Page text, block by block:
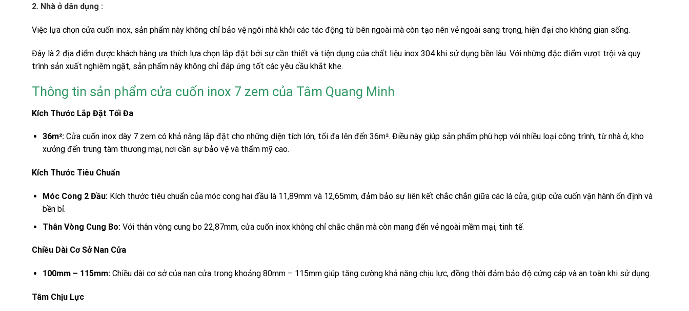
2. Nhà ở dân dụng :
Việc lựa chọn cửa cuốn inox, sản phẩm này không chỉ bảo vệ ngôi nhà khỏi các tác động từ bên ngoài mà còn tạo nên vẻ ngoài sang trọng, hiện đại cho không gian sống.
Đây là 2 địa điểm được khách hàng ưa thích lựa chọn lắp đặt bởi sự cần thiết và tiện dụng của chất liệu inox 304 khi sử dụng bền lâu. Với những đặc điểm vượt trội và quy
trình sản xuất nghiêm ngặt, sản phẩm này không chỉ đáp ứng tốt các yêu cầu khắt khe.
Thông tin sản phẩm cửa cuốn inox 7 zem của Tâm Quang Minh
Kích Thước Lắp Đặt Tối Đa
36m²:Cửa cuốn inox dày 7 zem có khả năng lắp đặt cho những diện tích lớn, tối đa lên đến 36m². Điều này giúp sản phẩm phù hợp với nhiều loại công trình, từ nhà ở, kho
xưởng đến trung tâm thương mại, nơi cần sự bảo vệ và thẩm mỹ cao.
Kích Thước Tiêu Chuẩn
Móc Cong 2 Đầu:Kích thước tiêu chuẩn của móc cong hai đầu là 11,89mm và 12,65mm, đảm bảo sự liên kết chắc chắn giữa các lá cửa, giúp cửa cuốn vận hành ổn định và
bền bỉ.
Thân Vòng Cung Bo:Với thân vòng cung bo 22,87mm, cửa cuốn inox không chỉ chắc chắn mà còn mang đến vẻ ngoài mềm mại, tinh tế.
Chiều Dài Cơ Sở Nan Cửa
100mm – 115mm:Chiều dài cơ sở của nan cửa trong khoảng 80mm – 115mm giúp tăng cường khả năng chịu lực, đồng thời đảm bảo độ cứng cáp và an toàn khi sử dụng.
Tâm Chịu Lực